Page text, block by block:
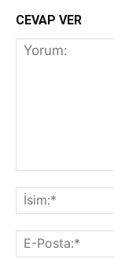
CEVAP VER
Yorum: